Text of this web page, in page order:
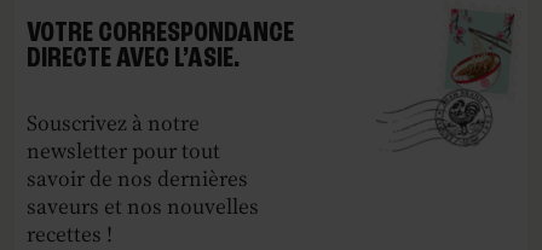
VOTRE CORRESPONDANCE
DIRECTE AVEC L’ASIE.
Souscrivez à notre
newsletter pour tout
savoir de nos dernières
saveurs et nos nouvelles
recettes !